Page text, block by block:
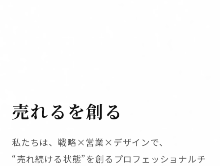
売れるを創る
私たちは、戦略×営業×デザインで、
“売れ続ける状態”を創るプロフェッショナルチ